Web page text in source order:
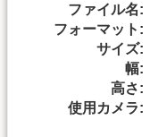
ファイル名:
フォーマット:
サイズ:
幅:
高さ:
使用カメラ: